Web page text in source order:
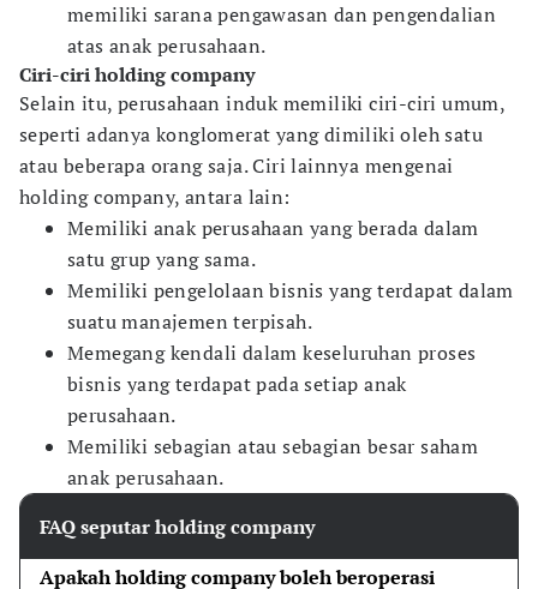
memiliki sarana pengawasan dan pengendalian
atas anak perusahaan.
Ciri-ciri holding company
Selain itu, perusahaan induk memiliki ciri-ciri umum,
seperti adanya konglomerat yang dimiliki oleh satu
atau beberapa orang saja. Ciri lainnya mengenai
holding company, antara lain:
Memiliki anak perusahaan yang berada dalam
satu grup yang sama.
Memiliki pengelolaan bisnis yang terdapat dalam
suatu manajemen terpisah.
Memegang kendali dalam keseluruhan proses
bisnis yang terdapat pada setiap anak
perusahaan.
Memiliki sebagian atau sebagian besar saham
anak perusahaan.
FAQ seputar holding company
Apakah holding company boleh beroperasi